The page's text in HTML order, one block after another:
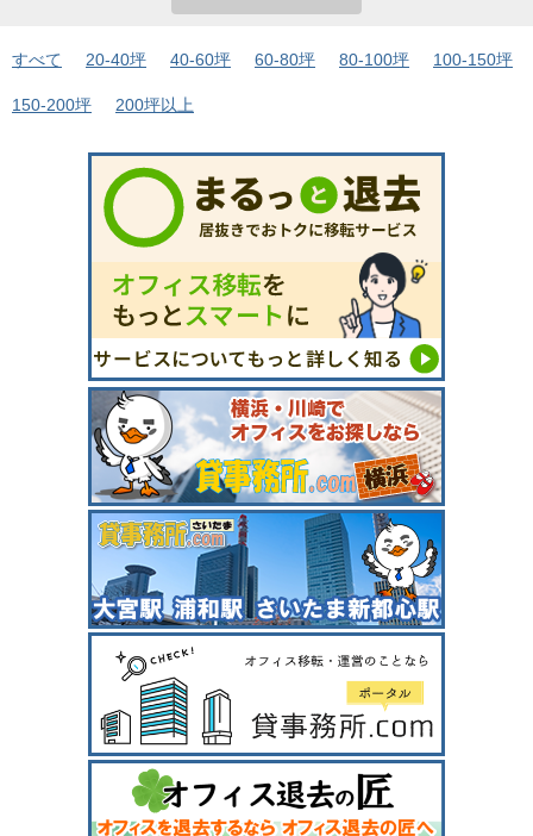
すべて 20-40坪 40-60坪 60-80坪 80-100坪 100-150坪
150-200坪 200坪以上